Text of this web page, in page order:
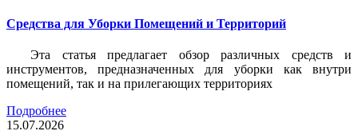
Средства для Уборки Помещений и Территорий
Эта статья предлагает обзор различных средств и
инструментов, предназначенных для уборки как внутри
помещений, так и на прилегающих территориях
Подробнее
15.07.2026